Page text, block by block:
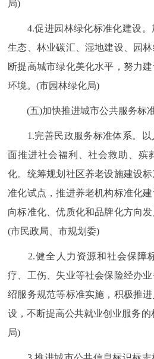
局)
4.促进园林绿化标准化建设。
生态、林业碳汇、湿地建设、园
断提高城市绿化美化水平，努力
环境。(市园林绿化局)
(五)加快推进城市公共服务标
1.完善民政服务标准体系。以
面推进社会福利、社会救助、殡
化。统筹规划社区养老设施建设
准化试点，推进养老机构标准化
向标准化、优质化和品牌化方向发
(市民政局、市规划委)
2.健全人力资源和社会保障
疗、工伤、失业等社会保险经办
绍服务规范等标准实施，积极推
设，不断提高公共就业创业服务
局)